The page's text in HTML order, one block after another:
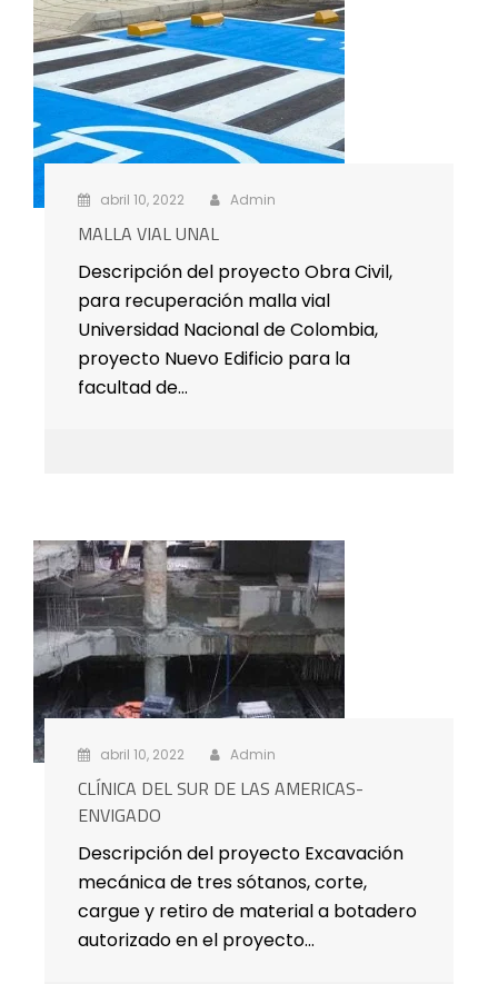
abril 10, 2022 Admin
MALLA VIAL UNAL
Descripción del proyecto Obra Civil,
para recuperación malla vial
Universidad Nacional de Colombia,
proyecto Nuevo Edificio para la
facultad de…
abril 10, 2022 Admin
CLÍNICA DEL SUR DE LAS AMERICAS-
ENVIGADO
Descripción del proyecto Excavación
mecánica de tres sótanos, corte,
cargue y retiro de material a botadero
autorizado en el proyecto…